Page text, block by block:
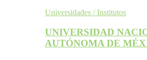
Universidades / Institutos
UNIVERSIDAD
AUTÓNOMA DE